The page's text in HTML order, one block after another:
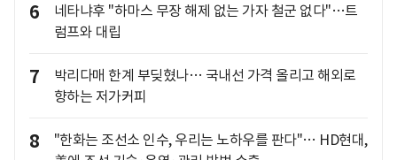
6
네타냐후 "하마스 무장 해제 없는 가자 철군 없다"…트
럼프와 대립
7
박리다매 한계 부딪혔나… 국내선 가격 올리고 해외로
향하는 저가커피
8
"한화는 조선소 인수, 우리는 노하우를 판다"… HD현대,